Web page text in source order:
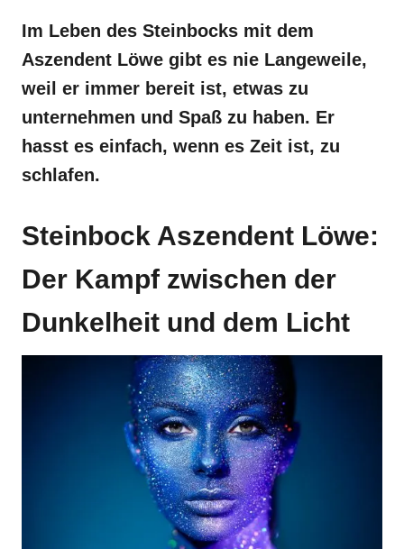
Im Leben des Steinbocks mit dem
Aszendent Löwe gibt es nie Langeweile,
weil er immer bereit ist, etwas zu
unternehmen und Spaß zu haben. Er
hasst es einfach, wenn es Zeit ist, zu
schlafen.
Steinbock Aszendent Löwe:
Der Kampf zwischen der
Dunkelheit und dem Licht